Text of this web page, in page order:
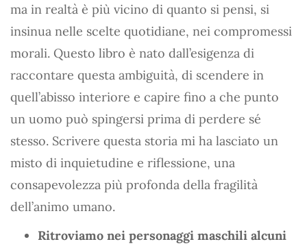
ma in realtà è più vicino di quanto si pensi, si
insinua nelle scelte quotidiane, nei compromessi
morali. Questo libro è nato dall’esigenza di
raccontare questa ambiguità, di scendere in
quell’abisso interiore e capire fino a che punto
un uomo può spingersi prima di perdere sé
stesso. Scrivere questa storia mi ha lasciato un
misto di inquietudine e riflessione, una
consapevolezza più profonda della fragilità
dell’animo umano.
Ritroviamo nei personaggi maschili alcuni